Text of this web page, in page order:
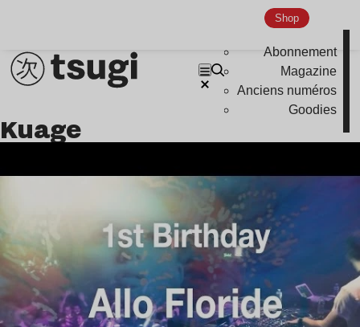
Shop
Abonnement
Magazine
Anciens numéros
Goodies
Kuage